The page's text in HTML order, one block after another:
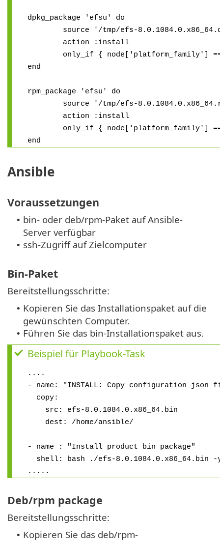
dpkg_package 'efsu' do
source '/tmp/efs-
action :install
only_if { node['platform_family'] ==
end
rpm_package 'efsu' do
source '/tmp/efs-
action :install
only_if { node['platform_family']
end
Ansible
Voraussetzungen
• bin- oder deb/rpm-Paket auf Ansible-
Server verfügbar
• ssh-Zugriff auf Zielcomputer
Bin-Paket
Bereitstellungsschritte:
• Kopieren Sie das Installationspaket auf die
gewünschten Computer.
• Führen Sie das bin-Installationspaket aus.
Beispiel für Playbook-Task
....
- name: "INSTALL: Copy configuration json
copy:
src: efs-8.0.1084.0.x86_64.bin
dest: /home/ansible/
- name : "Install product bin package"
shell: bash ./efs-8.0.1084.0.x86_64.bin
.....
Deb/rpm package
Bereitstellungsschritte:
• Kopieren Sie das deb/rpm-